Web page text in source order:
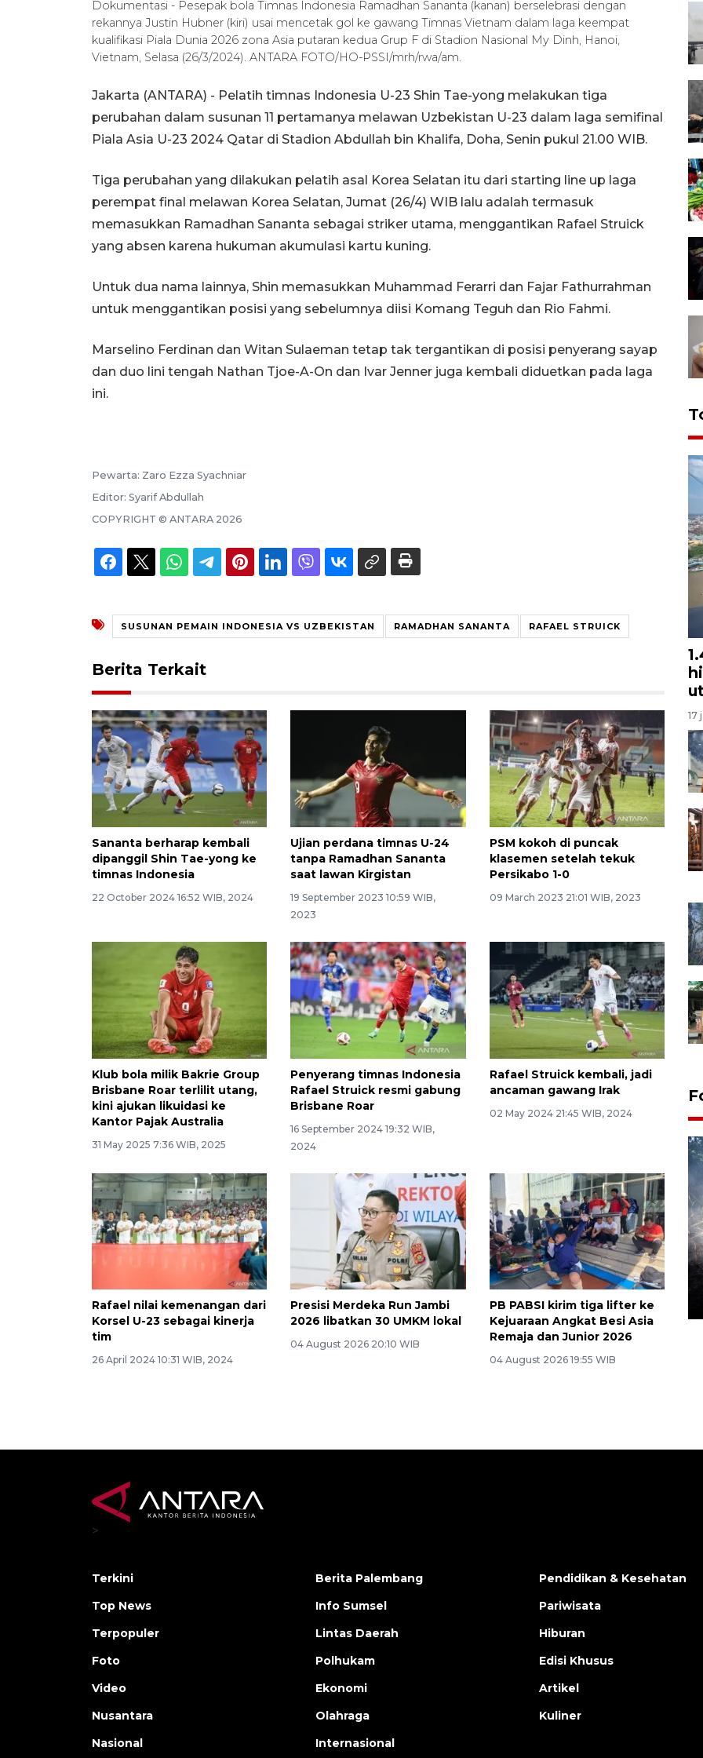
Dokumentasi - Pesepak bola Timnas Indonesia Ramadhan Sananta (kanan) berselebrasi dengan
rekannya Justin Hubner (kiri) usai mencetak gol ke gawang Timnas Vietnam dalam laga keempat
kualifikasi Piala Dunia 2026 zona Asia putaran kedua Grup F di Stadion Nasional My Dinh, Hanoi,
Vietnam, Selasa (26/3/2024). ANTARA FOTO/HO-PSSI/mrh/rwa/am.
Jakarta (ANTARA) - Pelatih timnas Indonesia U-23 Shin Tae-yong melakukan tiga
perubahan dalam susunan 11 pertamanya melawan Uzbekistan U-23 dalam laga semifinal
Piala Asia U-23 2024 Qatar di Stadion Abdullah bin Khalifa, Doha, Senin pukul 21.00 WIB.
Tiga perubahan yang dilakukan pelatih asal Korea Selatan itu dari starting line up laga
perempat final melawan Korea Selatan, Jumat (26/4) WIB lalu adalah termasuk
memasukkan Ramadhan Sananta sebagai striker utama, menggantikan Rafael Struick
yang absen karena hukuman akumulasi kartu kuning.
Untuk dua nama lainnya, Shin memasukkan Muhammad Ferarri dan Fajar Fathurrahman
untuk menggantikan posisi yang sebelumnya diisi Komang Teguh dan Rio Fahmi.
Marselino Ferdinan dan Witan Sulaeman tetap tak tergantikan di posisi penyerang sayap
dan duo lini tengah Nathan Tjoe-A-On dan Ivar Jenner juga kembali diduetkan pada laga
ini.
Pewarta: Zaro Ezza Syachniar
Editor: Syarif Abdullah
COPYRIGHT © ANTARA 2026
SUSUNAN PEMAIN INDONESIA VS UZBEKISTAN RAMADHAN SANANTA RAFAEL STRUICK
Berita Terkait
Sananta berharap kembali
dipanggil Shin Tae-yong ke
timnas Indonesia
22 October 2024 16:52 WIB, 2024
Ujian perdana timnas U-24
tanpa Ramadhan Sananta
saat lawan Kirgistan
19 September 2023 10:59 WIB,
2023
PSM kokoh di puncak
klasemen setelah tekuk
Persikabo 1-0
09 March 2023 21:01 WIB, 2023
Klub bola milik Bakrie Group
Brisbane Roar terlilit utang,
kini ajukan likuidasi ke
Kantor Pajak Australia
31 May 2025 7:36 WIB, 2025
Penyerang timnas Indonesia
Rafael Struick resmi gabung
Brisbane Roar
16 September 2024 19:32 WIB,
2024
Rafael Struick kembali, jadi
ancaman gawang Irak
02 May 2024 21:45 WIB, 2024
Rafael nilai kemenangan dari
Korsel U-23 sebagai kinerja
tim
26 April 2024 10:31 WIB, 2024
Presisi Merdeka Run Jambi
2026 libatkan 30 UMKM lokal
04 August 2026 20:10 WIB
PB PABSI kirim tiga lifter ke
Kejuaraan Angkat Besi Asia
Remaja dan Junior 2026
04 August 2026 19:55 WIB
17
Alokasi anggaran untuk bibit
kopi arabika Gayo
15 June 2026 11:15 WIB
>
Terkini
Top News
Terpopuler
Foto
Video
Nusantara
Nasional
Berita Palembang
Info Sumsel
Lintas Daerah
Polhukam
Ekonomi
Olahraga
Internasional
Pendidikan & Kesehatan
Pariwisata
Hiburan
Edisi Khusus
Artikel
Kuliner